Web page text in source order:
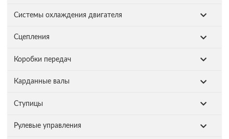
Системы охлаждения двигателя
Сцепления
Коробки передач
Карданные валы
Ступицы
Рулевые управления